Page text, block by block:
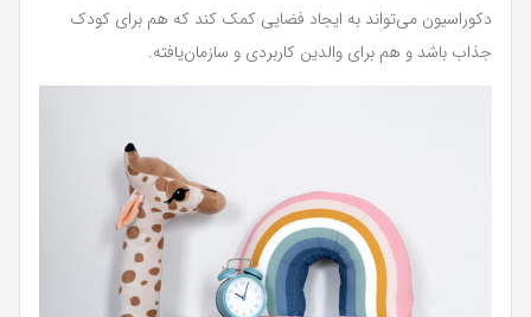
دکوراسیون می‌تواند به ایجاد فضایی کمک کند که هم برای کودک
جذاب باشد و هم برای والدین کاربردی و سازمان‌یافته.